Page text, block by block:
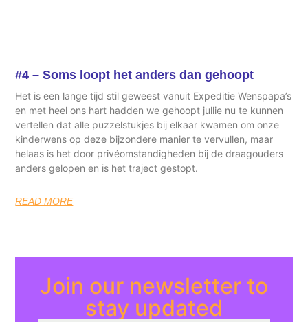
#4 – Soms loopt het anders dan gehoopt
Het is een lange tijd stil geweest vanuit Expeditie Wenspapa’s
en met heel ons hart hadden we gehoopt jullie nu te kunnen
vertellen dat alle puzzelstukjes bij elkaar kwamen om onze
kinderwens op deze bijzondere manier te vervullen, maar
helaas is het door privéomstandigheden bij de draagouders
anders gelopen en is het traject gestopt.
READ MORE
Join our newsletter to
stay updated